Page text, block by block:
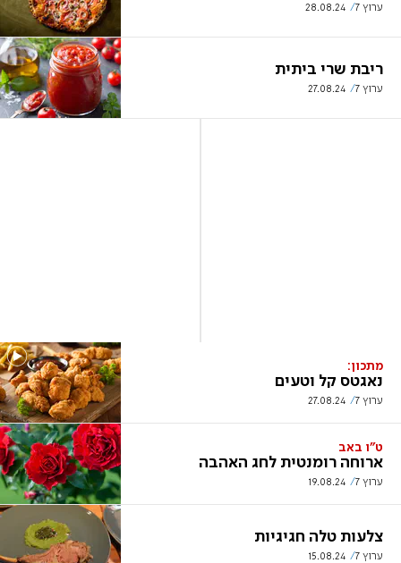
ערוץ 7 28.08.24
ריבת שרי ביתית
ערוץ 7 27.08.24
מתכון:
נאגטס קל וטעים
ערוץ 7 27.08.24
ט"ו באב
ארוחה רומנטית לחג האהבה
ערוץ 7 19.08.24
צלעות טלה חגיגיות
ערוץ 7 15.08.24